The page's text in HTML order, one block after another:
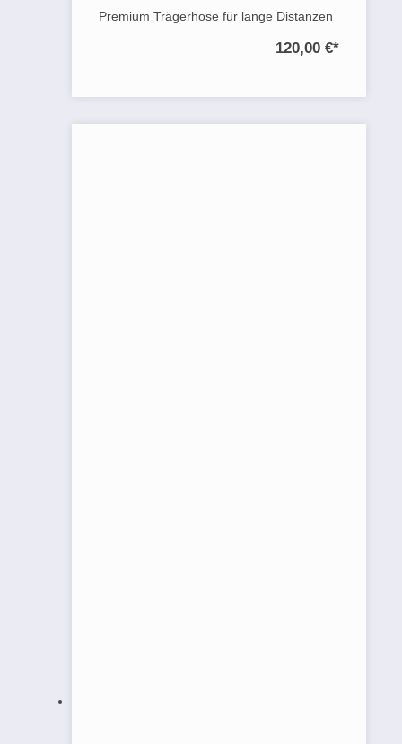
Premium Trägerhose für lange Distanzen
120,00 €*